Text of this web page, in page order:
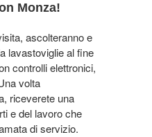
Monza!
ascolteranno e
lavastoviglie al fine
controlli elettronici,
volta
riceverete una
e del lavoro che
di servizio.